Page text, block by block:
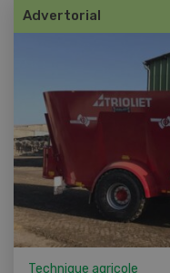
Advertorial
Technique agricole